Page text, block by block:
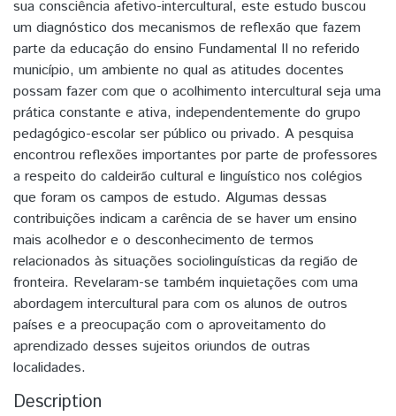
sua consciência afetivo-intercultural, este estudo buscou
um diagnóstico dos mecanismos de reflexão que fazem
parte da educação do ensino Fundamental II no referido
município, um ambiente no qual as atitudes docentes
possam fazer com que o acolhimento intercultural seja uma
prática constante e ativa, independentemente do grupo
pedagógico-escolar ser público ou privado. A pesquisa
encontrou reflexões importantes por parte de professores
a respeito do caldeirão cultural e linguístico nos colégios
que foram os campos de estudo. Algumas dessas
contribuições indicam a carência de se haver um ensino
mais acolhedor e o desconhecimento de termos
relacionados às situações sociolinguísticas da região de
fronteira. Revelaram-se também inquietações com uma
abordagem intercultural para com os alunos de outros
países e a preocupação com o aproveitamento do
aprendizado desses sujeitos oriundos de outras
localidades.
Description